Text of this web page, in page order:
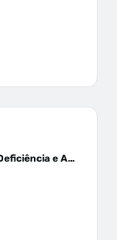
Direitos da Pessoa com Deficiência e Autistas